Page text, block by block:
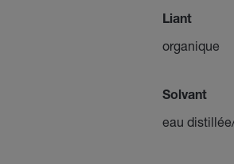
Liant
organique
Solvant
eau